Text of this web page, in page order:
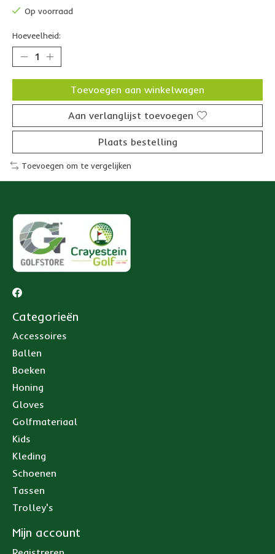
Op voorraad
Hoeveelheid:
Toevoegen aan winkelwagen
Aan verlanglijst toevoegen
Plaats bestelling
Toevoegen om te vergelijken
Categorieën
Accessoires
Ballen
Boeken
Honing
Gloves
Golfmateriaal
Kids
Kleding
Schoenen
Tassen
Trolley's
Mijn account